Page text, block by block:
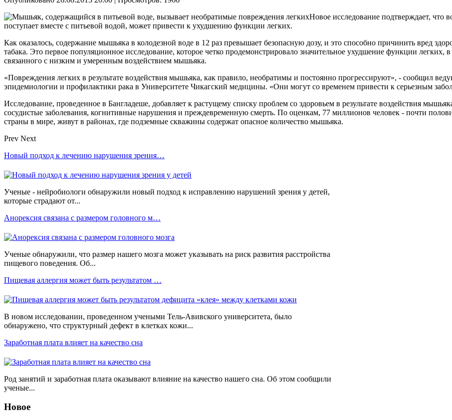
Новое исследование подтверждает, что
поступает вместе с питьевой водой, может привести к ухудшению функции легких.
Как оказалось, содержание мышьяка в колодезной воде в 12 раз превышает безопасную дозу, и это способно причинить вред
табака. Это первое популяционное исследование, которое четко продемонстрировало значительное ухудшение функции легких,
связанного с низким и умеренным воздействием мышьяка.
«Повреждения легких в результате воздействия мышьяка, как правило, необратимы и постоянно прогрессируют», - сообщил
эпидемиологии и профилактики рака в Университете Чикагский медицины. «Они могут со временем привести к серьезным
Исследование, проведенное в Бангладеше, добавляет к растущему списку проблем со здоровьем в результате воздействия
сосудистые заболевания, когнитивные нарушения и преждевременную смерть. По оценкам, 77 миллионов человек - почти
страны в мире, живут в районах, где подземные скважины содержат опасное количество мышьяка.
Prev Next
Новый подход к лечению нарушения зрения…
Ученые - нейробиологи обнаружили новый подход к исправлению нарушений зрения у детей,
которые страдают от...
Анорексия связана с размером головного м…
Ученые обнаружили, что размер нашего мозга может указывать на риск развития расстройства
пищевого поведения. Об...
Пищевая аллергия может быть результатом …
В новом исследовании, проведенном учеными Тель-Авивского университета, было
обнаружено, что структурный дефект в клетках кожи...
Заработная плата влияет на качество сна
Род занятий и заработная плата оказывают влияние на качество нашего сна. Об этом сообщили
ученые...
Новое